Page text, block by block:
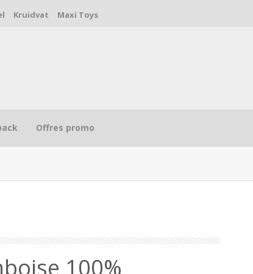
Kruidvat Maxi Toys
Offres promo
100%